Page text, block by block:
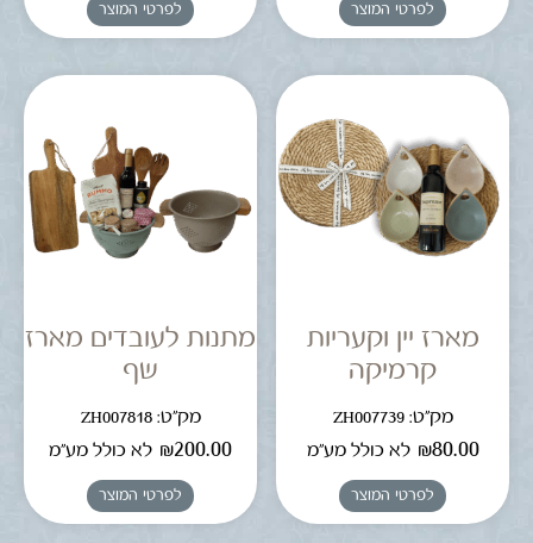
לפרטי המוצר לפרטי המוצר
מארז יין וקעריות
קרמיקה
מק"ט: ZH007739
₪80.00 לא כולל מע"מ
לפרטי המוצר
מתנות לעובדים מארז
שף
מק"ט: ZH007818
₪200.00 לא כולל מע"מ
לפרטי המוצר